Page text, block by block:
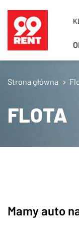
Strona główna
FLOTA
Mamy auto